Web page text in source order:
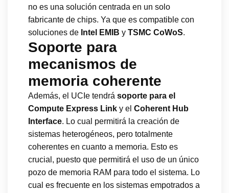
no es una solución centrada en un solo
fabricante de chips. Ya que es compatible con
soluciones de Intel EMIB y TSMC CoWoS.
Soporte para
mecanismos de
memoria coherente
Además, el UCIe tendrá soporte para el
Compute Express Link y el Coherent Hub
Interface. Lo cual permitirá la creación de
sistemas heterogéneos, pero totalmente
coherentes en cuanto a memoria. Esto es
crucial, puesto que permitirá el uso de un único
pozo de memoria RAM para todo el sistema. Lo
cual es frecuente en los sistemas empotrados a